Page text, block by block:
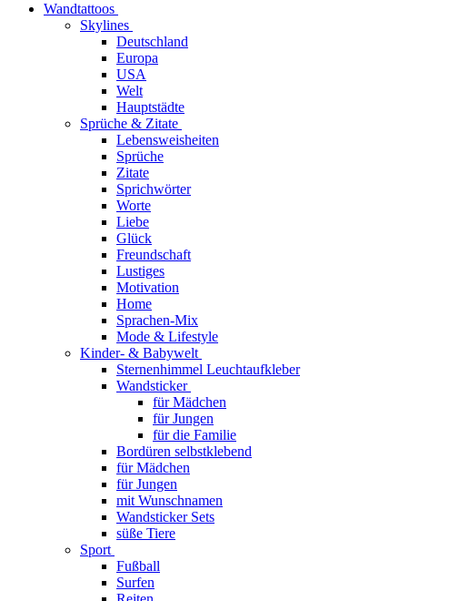
Wandtattoos
Skylines
Deutschland
Europa
USA
Welt
Hauptstädte
Sprüche & Zitate
Lebensweisheiten
Sprüche
Zitate
Sprichwörter
Worte
Liebe
Glück
Freundschaft
Lustiges
Motivation
Home
Sprachen-Mix
Mode & Lifestyle
Kinder- & Babywelt
Sternenhimmel Leuchtaufkleber
Wandsticker
für Mädchen
für Jungen
für die Familie
Bordüren selbstklebend
für Mädchen
für Jungen
mit Wunschnamen
Wandsticker Sets
süße Tiere
Sport
Fußball
Surfen